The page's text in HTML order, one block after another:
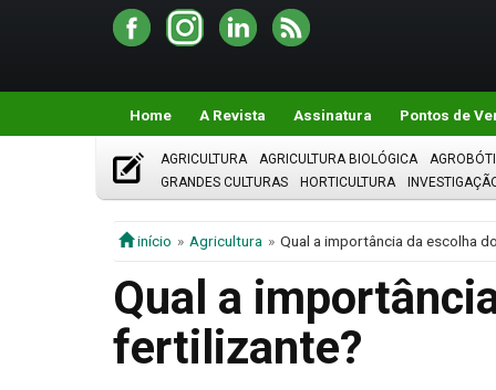
Home A Revista Assinatura Pontos de
AGRICULTURA AGRICULTURA BIOLÓGICA
GRANDES CULTURAS
HORTICULTURA
início Agricultura Qual a importância da escolha
Qual a
fertilizante?